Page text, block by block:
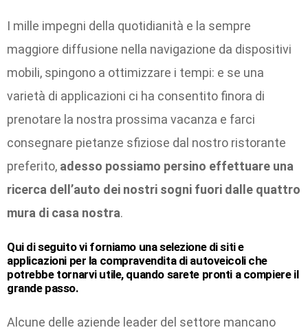
I mille impegni della quotidianità e la sempre
maggiore diffusione nella navigazione da dispositivi
mobili, spingono a ottimizzare i tempi: e se una
varietà di applicazioni ci ha consentito finora di
prenotare la nostra prossima vacanza e farci
consegnare pietanze sfiziose dal nostro ristorante
preferito, adesso possiamo persino effettuare una
ricerca dell’auto dei nostri sogni fuori dalle quattro
mura di casa nostra.
Qui di seguito vi forniamo una selezione di siti e
applicazioni per la compravendita di autoveicoli che
potrebbe tornarvi utile, quando sarete pronti a compiere il
grande passo.
Alcune delle aziende leader del settore mancano